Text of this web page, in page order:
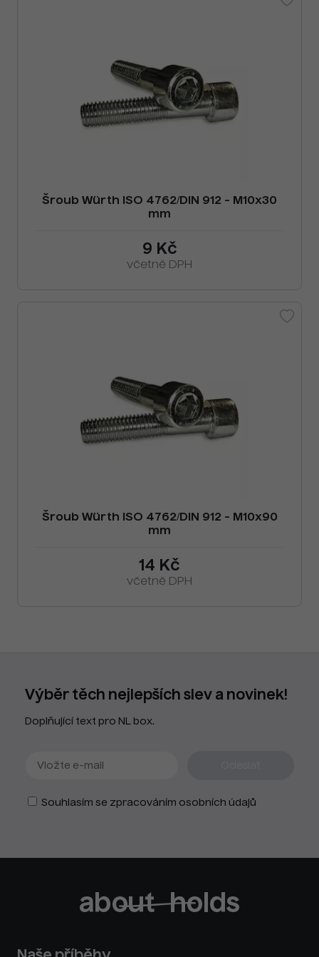
Šroub Würth ISO 4762/DIN 912 - M10x30
mm
9 Kč
včetně DPH
Šroub Würth ISO 4762/DIN 912 - M10x90
mm
14 Kč
včetně DPH
Výběr těch nejlepších slev a novinek!
Doplňující text pro NL box.
Souhlasím se zpracováním osobních údajů